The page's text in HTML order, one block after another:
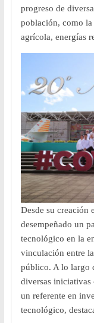
progreso de
población, como
agrícola, energías
Desde su creación
desempeñado un
tecnológico en la
vinculación entre
público. A lo largo
diversas iniciativas
un referente en
tecnológico,